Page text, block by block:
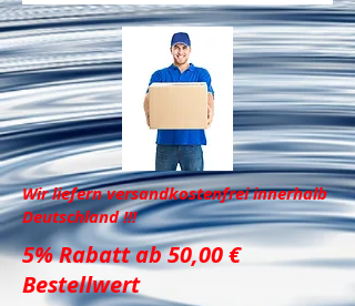
Wir liefern versandkostenfrei innerhalb
Deutschland !!!
5% Rabatt ab 50,00 €
Bestellwert